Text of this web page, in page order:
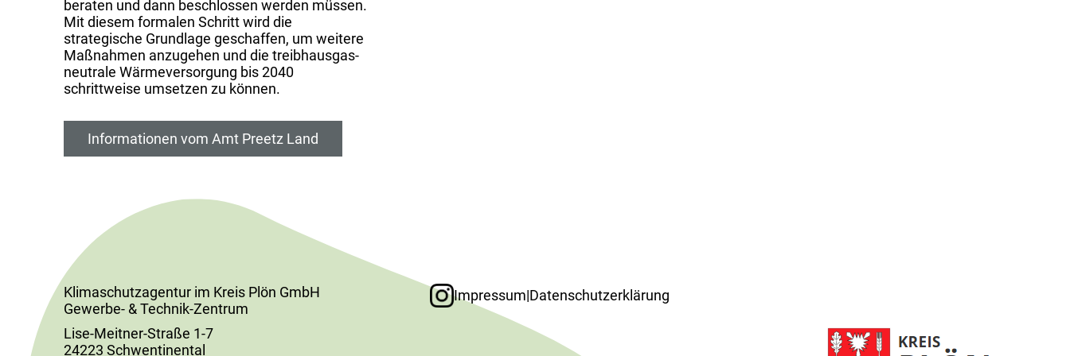
beraten und dann beschlossen werden müssen.
Mit diesem formalen Schritt wird die
strategische Grundlage geschaffen, um weitere
Maßnahmen anzugehen und die treib­haus­gas­
neutrale Wärme­versorgung bis 2040
schrittweise umsetzen zu können.
Informationen vom Amt Preetz Land
Klimaschutzagentur im Kreis Plön GmbH
Gewerbe- & Technik-Zentrum
Lise-Meitner-Straße 1-7
24223 Schwentinental
Impressum|Datenschutzerklärung